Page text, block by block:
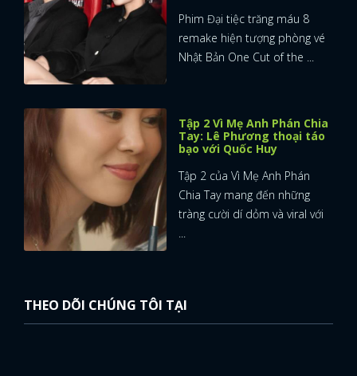
Phim Đại tiệc trăng máu 8
remake hiện tượng phòng vé
Nhật Bản One Cut of the ...
Tập 2 Vì Mẹ Anh Phán Chia
Tay: Lê Phương thoại táo
bạo với Quốc Huy
Tập 2 của Vì Mẹ Anh Phán
Chia Tay mang đến những
tràng cười dí dỏm và viral với
THEO DÕI CHÚNG TÔI TẠI